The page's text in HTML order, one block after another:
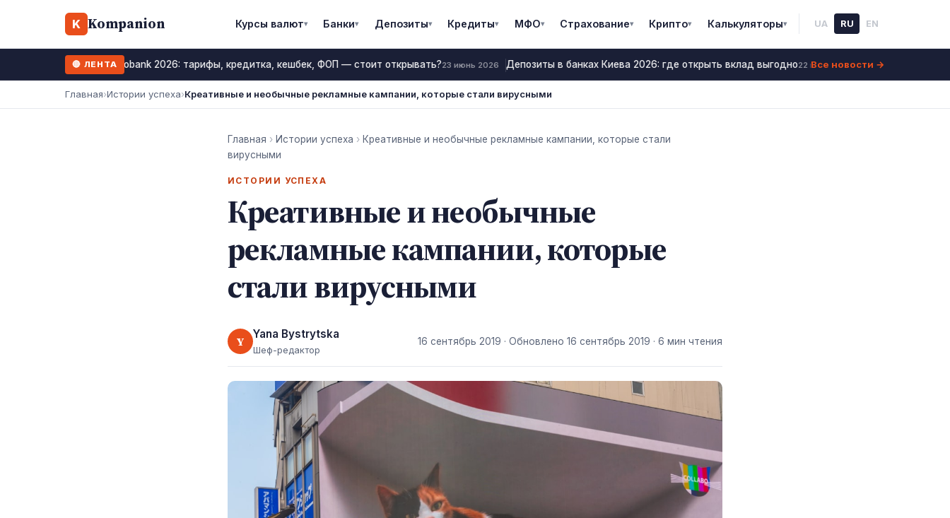
K Kompanion Курсы валют▾ Банки▾ Депозиты▾ Кредиты▾ МФО▾ Страхование▾ Крипто▾ Калькуляторы▾ UA RU EN
🔴 ЛЕНТА
12 июль 2026 Monobank 2026: тарифы, кредитка, кешбек, ФОП — стоит открывать?23 июнь 2026 Депозиты в банках Киева 2026: где открыть вклад выгодно22 июнь 2026 Ставки по
Все новости →
Главная›Истории успеха›Креативные и необычные рекламные кампании, которые стали вирусными
Главная › Истории успеха › Креативные и необычные рекламные кампании, которые стали
вирусными
ИСТОРИИ УСПЕХА
Креативные и необычные
рекламные кампании, которые
стали вирусными
Y Yana Bystrytska
Шеф-редактор
16 сентябрь 2019 · Обновлено 16 сентябрь 2019 · 6 мин чтения